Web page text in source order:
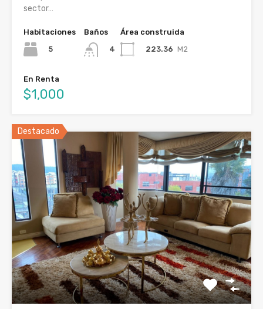
sector…
Habitaciones
5
Baños
4
Área construida
223.36 M2
En Renta
$1,000
Destacado